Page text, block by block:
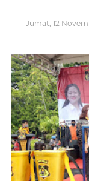
Jumat, 12